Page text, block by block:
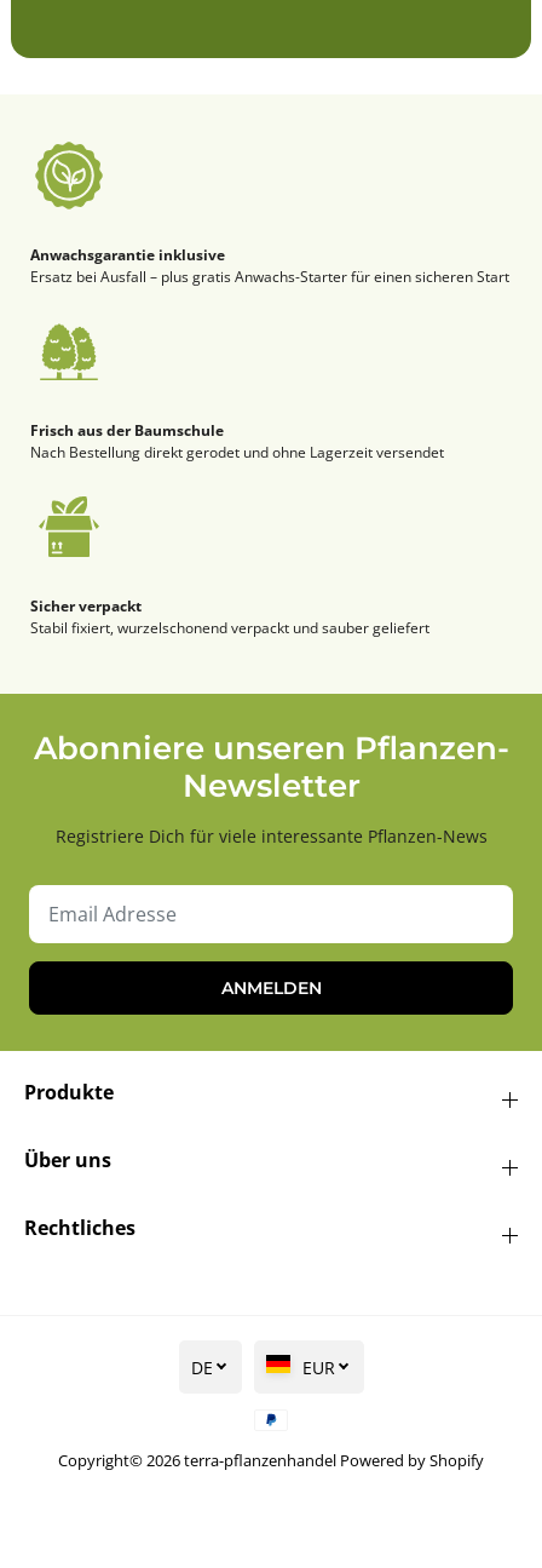
Anwachsgarantie inklusive
Ersatz bei Ausfall – plus gratis Anwachs-Starter für einen sicheren Start
Frisch aus der Baumschule
Nach Bestellung direkt gerodet und ohne Lagerzeit versendet
Sicher verpackt
Stabil fixiert, wurzelschonend verpackt und sauber geliefert
Abonniere unseren Pflanzen-
Newsletter
Registriere Dich für viele interessante Pflanzen-News
ANMELDEN
Produkte
Über uns
Rechtliches
Copyright© 2026terra-pflanzenhandel Powered by Shopify
DE EUR